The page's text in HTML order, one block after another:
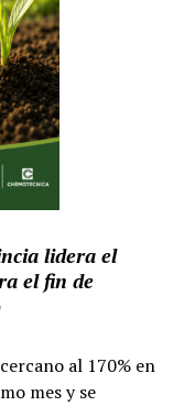
lidera el
el fin de
al 170% en
mes y se